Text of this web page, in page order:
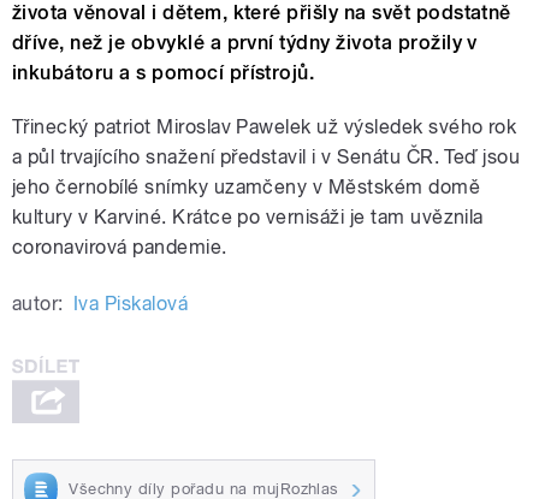
života věnoval i dětem, které přišly na svět podstatně
dříve, než je obvyklé a první týdny života prožily v
inkubátoru a s pomocí přístrojů.
Třinecký patriot Miroslav Pawelek už výsledek svého rok
a půl trvajícího snažení představil i v Senátu ČR. Teď jsou
jeho černobílé snímky uzamčeny v Městském domě
kultury v Karviné. Krátce po vernisáži je tam uvěznila
coronavirová pandemie.
autor: Iva Piskalová
Všechny díly pořadu na mujRozhlas